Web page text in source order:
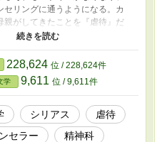
セリングに通うようになる。カ
親がしてきたことを『虐待』だ
とき、無になっていた心が少し
228,624 位 / 228,624件
学 9,611 位 / 9,611件
シリアス
虐待
セラー
精神科